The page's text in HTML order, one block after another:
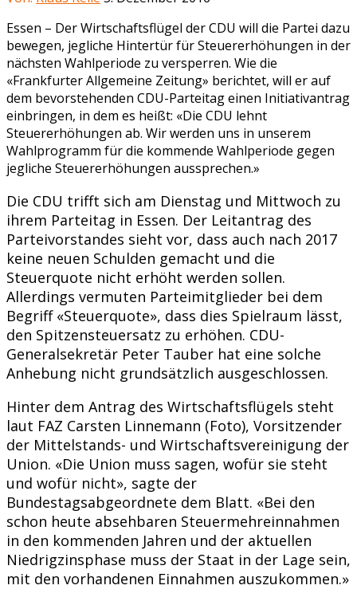
Essen – Der Wirtschaftsflügel der CDU will die Partei dazu
bewegen, jegliche Hintertür für Steuererhöhungen in der
nächsten Wahlperiode zu versperren. Wie die
«Frankfurter Allgemeine Zeitung» berichtet, will er auf
dem bevorstehenden CDU-Parteitag einen Initiativantrag
einbringen, in dem es heißt: «Die CDU lehnt
Steuererhöhungen ab. Wir werden uns in unserem
Wahlprogramm für die kommende Wahlperiode gegen
jegliche Steuererhöhungen aussprechen.»
Die CDU trifft sich am Dienstag und Mittwoch zu
ihrem Parteitag in Essen. Der Leitantrag des
Parteivorstandes sieht vor, dass auch nach 2017
keine neuen Schulden gemacht und die
Steuerquote nicht erhöht werden sollen.
Allerdings vermuten Parteimitglieder bei dem
Begriff «Steuerquote», dass dies Spielraum lässt,
den Spitzensteuersatz zu erhöhen. CDU-
Generalsekretär Peter Tauber hat eine solche
Anhebung nicht grundsätzlich ausgeschlossen.
Hinter dem Antrag des Wirtschaftsflügels steht
laut FAZ Carsten Linnemann (Foto), Vorsitzender
der Mittelstands- und Wirtschaftsvereinigung der
Union. «Die Union muss sagen, wofür sie steht
und wofür nicht», sagte der
Bundestagsabgeordnete dem Blatt. «Bei den
schon heute absehbaren Steuermehreinnahmen
in den kommenden Jahren und der aktuellen
Niedrigzinsphase muss der Staat in der Lage sein,
mit den vorhandenen Einnahmen auszukommen.»